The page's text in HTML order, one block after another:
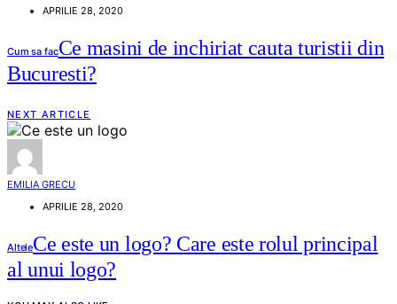
APRILIE 28, 2020
Cum sa facCe masini de inchiriat cauta turistii din
Bucuresti?
NEXT ARTICLE
EMILIA GRECU
APRILIE 28, 2020
AlteleCe este un logo? Care este rolul principal
al unui logo?